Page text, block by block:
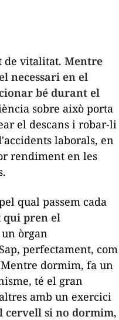
de vitalitat. Mentre
necessari en el
bé durant el
sobre això porta
el descans i robar-li
laborals, en
rendiment en les
qual passem cada
qui pren el
un òrgan
perfectament, com
dormim, fa un
té el gran
amb un exercici
cervell si no dormim,